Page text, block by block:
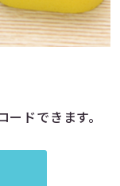
ドできます。